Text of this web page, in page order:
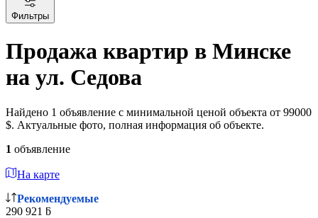
Фильтры
Продажа квартир в Минске
на ул. Седова
Найдено 1 объявление с минимальной ценой объекта от 99000
$. Актуальные фото, полная информация об объекте.
1 объявление
На карте
Рекомендуемые
290 921 ƃ